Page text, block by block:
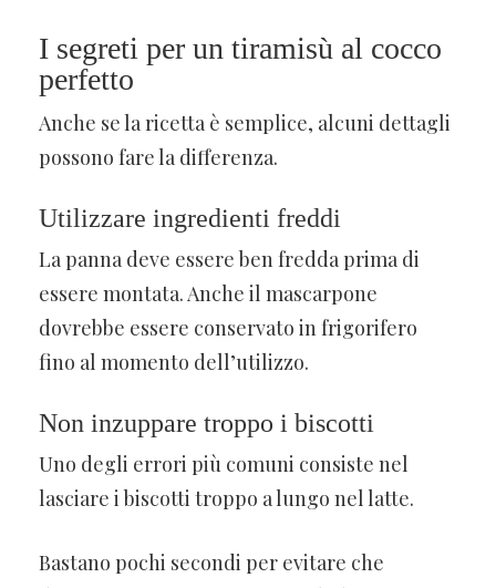
I segreti per un tiramisù al cocco
perfetto
Anche se la ricetta è semplice, alcuni dettagli
possono fare la differenza.
Utilizzare ingredienti freddi
La panna deve essere ben fredda prima di
essere montata. Anche il mascarpone
dovrebbe essere conservato in frigorifero
fino al momento dell’utilizzo.
Non inzuppare troppo i biscotti
Uno degli errori più comuni consiste nel
lasciare i biscotti troppo a lungo nel latte.
Bastano pochi secondi per evitare che